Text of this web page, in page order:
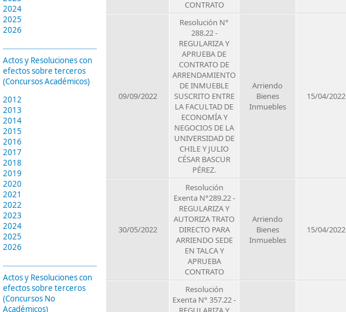
2024
2025
2026
Actos y Resoluciones con
efectos sobre terceros
(Concursos Académicos)
2012
2013
2014
2015
2016
2017
2018
2019
2020
2021
2022
2023
2024
2025
2026
Actos y Resoluciones con
efectos sobre terceros
(Concursos No
Académicos)
CONTRATO
09/09/2022
Resolución N°
288.22 -
REGULARIZA Y
APRUEBA DE
CONTRATO DE
ARRENDAMIENTO
DE INMUEBLE
SUSCRITO ENTRE
LA FACULTAD DE
ECONOMÍA Y
NEGOCIOS DE LA
UNIVERSIDAD DE
CHILE Y JULIO
CÉSAR BASCUR
PÉREZ.
Arriendo
Bienes
Inmuebles
15/04/2022
30/05/2022
Resolución
Exenta N°289.22 -
REGULARIZA Y
AUTORIZA TRATO
DIRECTO PARA
ARRIENDO SEDE
EN TALCA Y
APRUEBA
CONTRATO
Arriendo
Bienes
Inmuebles
15/04/2022
Resolución
Exenta N° 357.22 -